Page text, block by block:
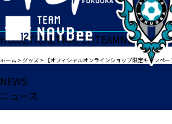
HOMETICKETMATCHTEAMNEWS
ホーム >グッズ > 【オフィシャルオンラインショップ限定キャンペーン】 抽選で「選挙ポスターチェキ」を
NEWS
ニュース